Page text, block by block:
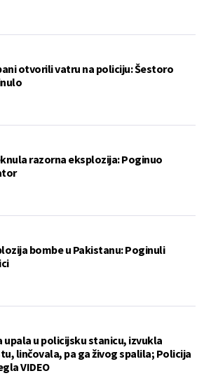
otvorili vatru na policiju: Šestoro
razorna eksplozija: Poginuo
bombe u Pakistanu: Poginuli
upala u policijsku stanicu, izvukla
linčovala, pa ga živog spalila; Policija
VIDEO